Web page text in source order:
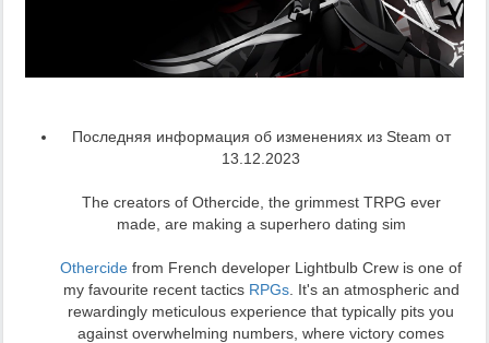
Последняя информация об изменениях из Steam от
13.12.2023
The creators of Othercide, the grimmest TRPG ever
made, are making a superhero dating sim
Othercide from French developer Lightbulb Crew is one of
my favourite recent tactics RPGs. It's an atmospheric and
rewardingly meticulous experience that typically pits you
against overwhelming numbers, where victory comes